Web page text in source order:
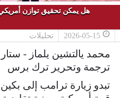
هل يمكن تحقيق توازن
2026-05-15 تحليلات
ترجمة وتحرير ترك برس
تبدو زيارة ترامب إلى